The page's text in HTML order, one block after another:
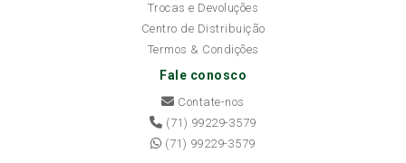
Trocas e Devoluções
Centro de Distribuição
Termos & Condições
Fale conosco
Contate-nos
(71) 99229-3579
(71) 99229-3579